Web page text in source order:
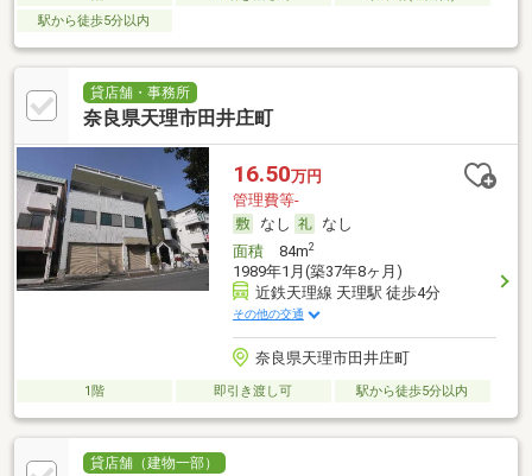
駅から徒歩5分以内
貸店舗・事務所
奈良県天理市田井庄町
16.50万円
管理費等-
なし
なし
面積84m2
1989年1月(築37年8ヶ月)
近鉄天理線 天理駅 徒歩4分
その他の交通
奈良県天理市田井庄町
1階 即引き渡し可 駅から徒歩5分以内
貸店舗（建物一部）